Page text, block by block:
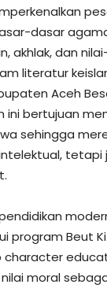
dasar
akhlak, dan
literatur
Aceh
ini bertujuan
sehingga
tetapi
program Beut
character
moral